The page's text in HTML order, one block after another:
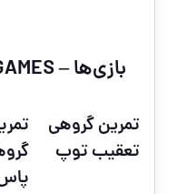
بازی‌ها – GAMES
تمرین گروهی
تعقیب توپ